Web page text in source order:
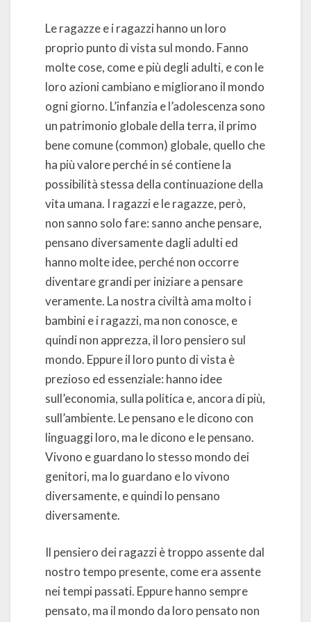
Le ragazze e i ragazzi hanno un loro
proprio punto di vista sul mondo. Fanno
molte cose, come e più degli adulti, e con le
loro azioni cambiano e migliorano il mondo
ogni giorno. L’infanzia e l’adolescenza sono
un patrimonio globale della terra, il primo
bene comune (common) globale, quello che
ha più valore perché in sé contiene la
possibilità stessa della continuazione della
vita umana. I ragazzi e le ragazze, però,
non sanno solo fare: sanno anche pensare,
pensano diversamente dagli adulti ed
hanno molte idee, perché non occorre
diventare grandi per iniziare a pensare
veramente. La nostra civiltà ama molto i
bambini e i ragazzi, ma non conosce, e
quindi non apprezza, il loro pensiero sul
mondo. Eppure il loro punto di vista è
prezioso ed essenziale: hanno idee
sull’economia, sulla politica e, ancora di più,
sull’ambiente. Le pensano e le dicono con
linguaggi loro, ma le dicono e le pensano.
Vivono e guardano lo stesso mondo dei
genitori, ma lo guardano e lo vivono
diversamente, e quindi lo pensano
diversamente.
Il pensiero dei ragazzi è troppo assente dal
nostro tempo presente, come era assente
nei tempi passati. Eppure hanno sempre
pensato, ma il mondo da loro pensato non